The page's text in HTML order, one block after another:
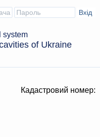
system
of Ukraine
Кадастровий номер: